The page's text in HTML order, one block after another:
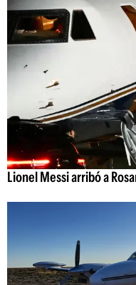
Lionel Messi arribó a